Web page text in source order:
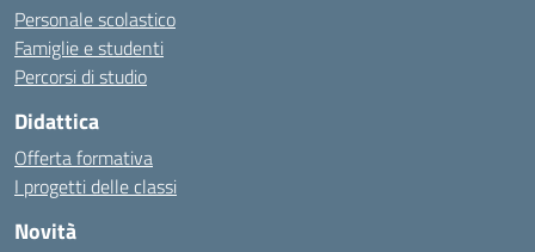
Personale scolastico
Famiglie e studenti
Percorsi di studio
Didattica
Offerta formativa
I progetti delle classi
Novità